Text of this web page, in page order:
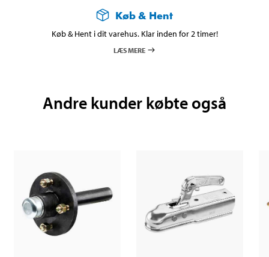
Køb & Hent
Køb & Hent i dit varehus. Klar inden for 2 timer!
LÆS MERE
Andre kunder købte også